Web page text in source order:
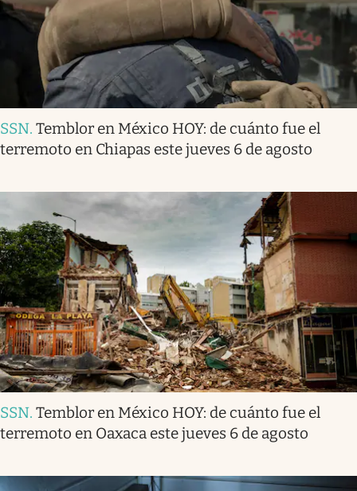
SSN. Temblor en México HOY: de cuánto fue el
terremoto en Chiapas este jueves 6 de agosto
SSN. Temblor en México HOY: de cuánto fue el
terremoto en Oaxaca este jueves 6 de agosto